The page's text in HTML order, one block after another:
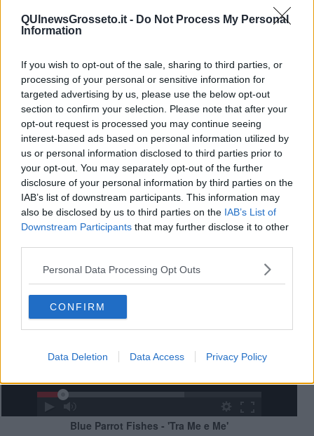
QUInewsGrosseto.it - Do Not Process My Personal
Information
If you wish to opt-out of the sale, sharing to third parties, or
processing of your personal or sensitive information for
targeted advertising by us, please use the below opt-out
section to confirm your selection. Please note that after your
opt-out request is processed you may continue seeing
interest-based ads based on personal information utilized by
us or personal information disclosed to third parties prior to
your opt-out. You may separately opt-out of the further
disclosure of your personal information by third parties on the
IAB’s list of downstream participants. This information may
also be disclosed by us to third parties on the IAB’s List of
Downstream Participants that may further disclose it to other
Personal Data Processing Opt Outs
CONFIRM
Data Deletion Data Access Privacy Policy
Videogallery
Blue Parrot Fishes - 'Tra Me e Me'